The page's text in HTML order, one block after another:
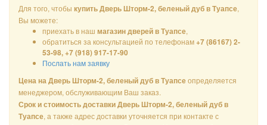
Для того, чтобы купить Дверь Шторм-2, беленый дуб в Туапсе,
Вы можете:
приехать в наш магазин дверей в Туапсе,
обратиться за консультацией по телефонам+7 (86167) 2-
53-98, +7 (918) 917-17-90
Послать нам заявку
Цена на Дверь Шторм-2, беленый дуб в Туапсеопределяется
менеджером, обслуживающим Ваш заказ.
Срок и стоимость доставки Дверь Шторм-2, беленый дуб в
Туапсе, а также адрес доставки уточняется при контакте с